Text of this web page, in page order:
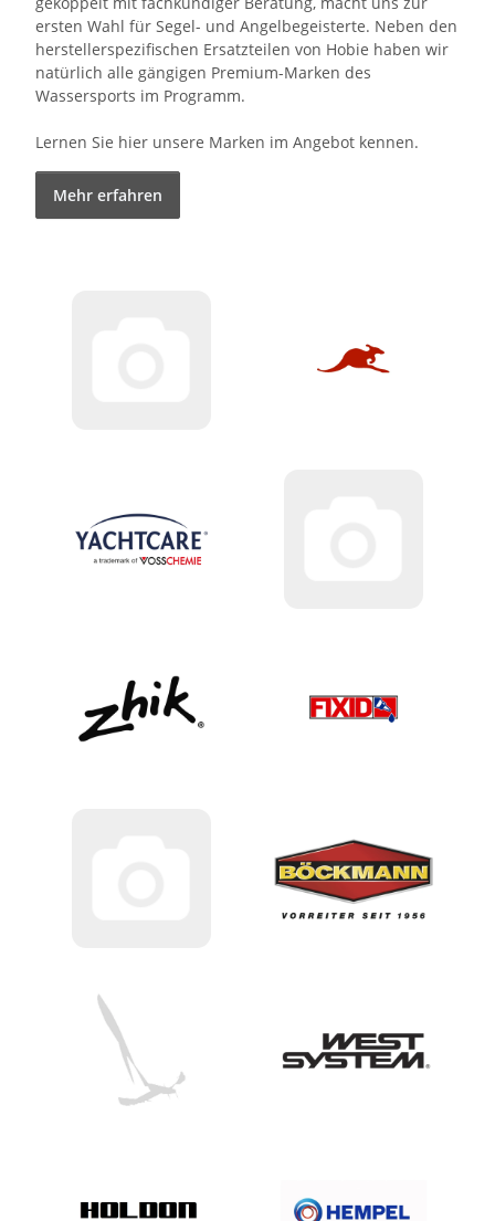
ersten Wahl für Segel- und Angelbegeisterte. Neben den
herstellerspezifischen Ersatzteilen von Hobie haben wir
natürlich alle gängigen Premium-Marken des
Wassersports im Programm.
Lernen Sie hier unsere Marken im Angebot kennen.
Mehr erfahren